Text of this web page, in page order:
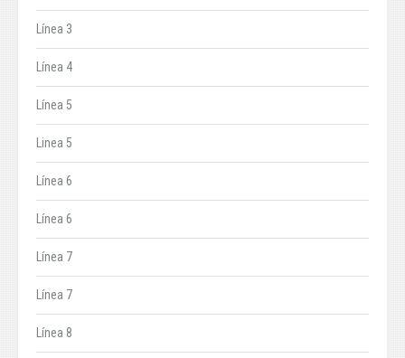
Línea 3
Línea 4
Línea 5
Linea 5
Línea 6
Línea 6
Línea 7
Línea 7
Línea 8